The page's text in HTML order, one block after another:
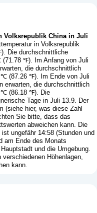
Volksrepublik China in Juli
in Volksrepublik
Die durchschnittliche
℉). Im Anfang von Juli
die durchschnittlich
℃ (87.26 ℉). Im Ende von Juli
erwarten, die durchschnittlich
℃ (86.18 ℉). Die
Tage in Juli 13.9. Der
(siehe hier, was diese Zahl
Sie bitte, dass das
abweichen kann. Die
ungefähr 14:58 (Stunden und
am Ende des Monats
und die Umgebung.
Höhenlagen,
kann.